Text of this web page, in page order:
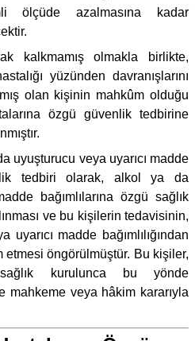
ölçüde azalmasına kadar
kalkmamış olmakla birlikte,
yüzünden davranışlarını
olan kişinin mahkûm olduğu
özgü güvenlik tedbirine
uyuşturucu veya uyarıcı madde
tedbiri olarak, alkol ya da
bağımlılarına özgü sağlık
ve bu kişilerin tedavisinin,
madde bağımlılığından
etmesi öngörülmüştür. Bu kişiler,
kurulunca bu yönde
mahkeme veya hâkim kararıyla